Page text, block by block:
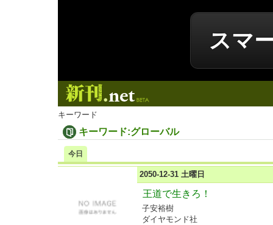
スマ
キーワード
キーワード:グローバル
今日
2050-12-31 土曜日
王道で生きろ！
子安裕樹
ダイヤモンド社